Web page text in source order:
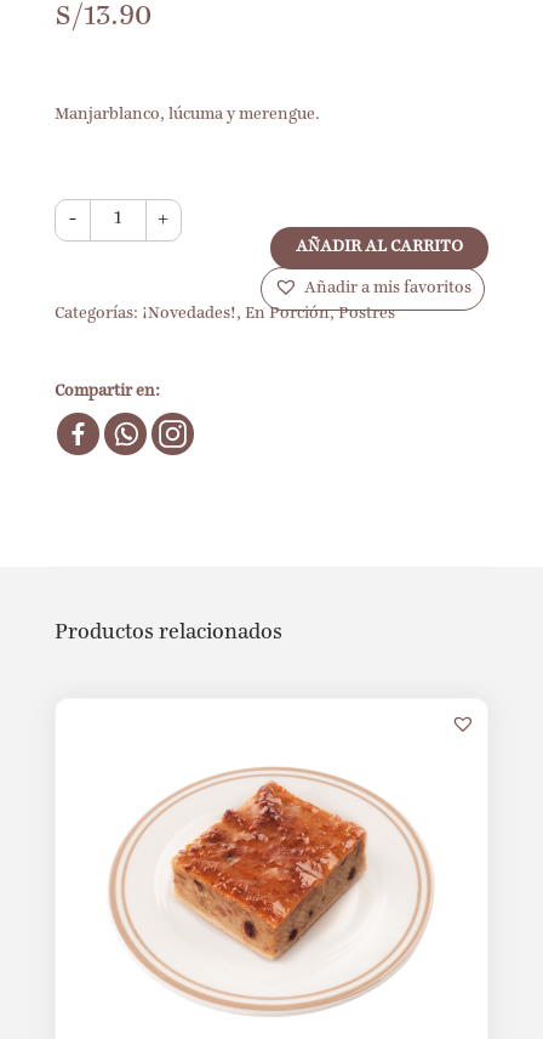
S/13.90
Manjarblanco, lúcuma y merengue.
- +
AÑADIR AL CARRITO
Añadir a mis favoritos
Categorías: ¡Novedades!, En Porción,Postres
Compartir en:
Productos relacionados